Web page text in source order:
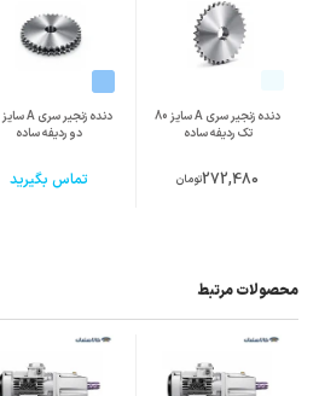
دنده زنجیر سری A سایز 80
تک ردیفه ساده
272,480تومان
دو ردیفه ساده
تماس بگیرید
محصولات مرتبط